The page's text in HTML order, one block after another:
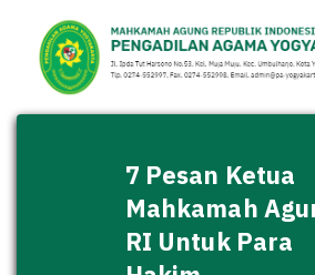
7 Pesan Ketua
Mahkamah
RI Untuk Para